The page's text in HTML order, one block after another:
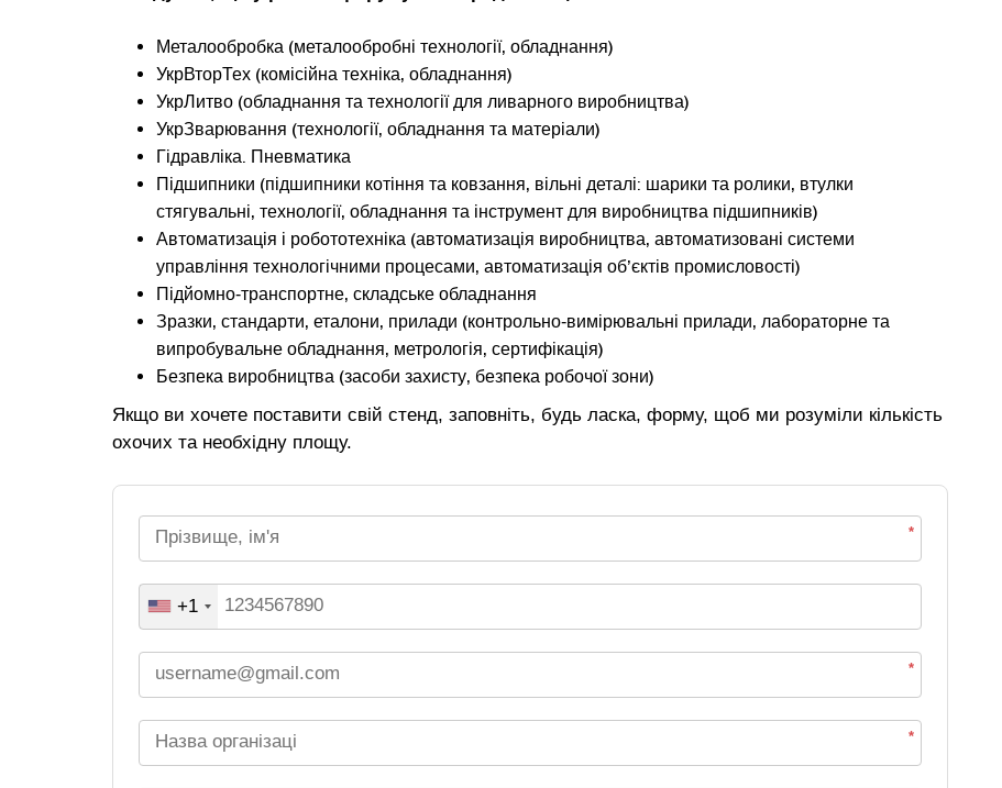
Металообробка (металообробні технології, обладнання)
УкрВторТех (комісійна техніка, обладнання)
УкрЛитво (обладнання та технології для ливарного виробництва)
УкрЗварювання (технології, обладнання та матеріали)
Гідравліка. Пневматика
Підшипники (підшипники котіння та ковзання, вільні деталі: шарики та ролики, втулки
стягувальні, технології, обладнання та інструмент для виробництва підшипників)
Автоматизація і робототехніка (автоматизація виробництва, автоматизовані системи
управління технологічними процесами, автоматизація об’єктів промисловості)
Підйомно‑транспортне, складське обладнання
Зразки, стандарти, еталони, прилади (контрольно‑вимірювальні прилади, лабораторне та
випробувальне обладнання, метрологія, сертифікація)
Безпека виробництва (засоби захисту, безпека робочої зони)
Якщо ви хочете поставити свій стенд, заповніть, будь ласка, форму, щоб ми розуміли кількість
охочих та необхідну площу.
*
+1
*
*